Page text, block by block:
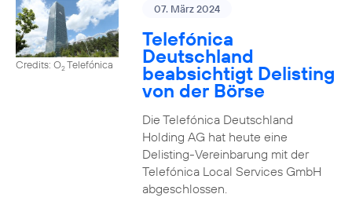
Credits: O2Telefónica
07. März 2024
Telefónica
Deutschland
beabsichtigt Delisting
von der Börse
Die Telefónica Deutschland
Holding AG hat heute eine
Delisting-Vereinbarung mit der
Telefónica Local Services GmbH
abgeschlossen.